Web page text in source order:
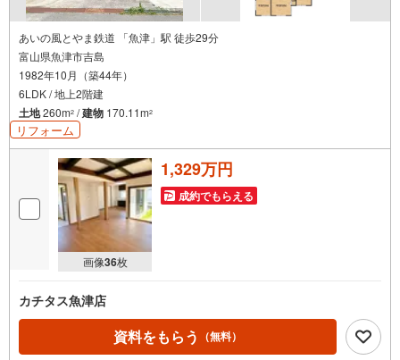
あいの風とやま鉄道 「魚津」駅 徒歩29分
富山県魚津市吉島
1982年10月（築44年）
6LDK / 地上2階建
土地260m2 /建物 170.11m2
リフォーム
画像36枚
1,329万円
成約でもらえる
カチタス魚津店
資料をもらう （無料）